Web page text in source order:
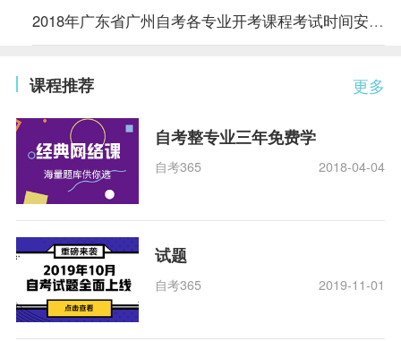
2018年广东省广州自考各专业开考课程考试时间安排的通知
更多
课程推荐
自考整专业三年免费学
自考365 2018-04-04
试题
自考365 2019-11-01